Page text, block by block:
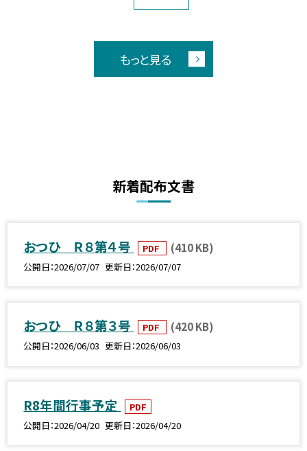
もっと見る
新着配布文書
おつひ Ｒ８第４号 PDF (410 KB)
公開日 2026/07/07 更新日 2026/07/07
おつひ Ｒ８第３号 PDF (420 KB)
公開日 2026/06/03 更新日 2026/06/03
R8年間行事予定
PDF
公開日 2026/04/20 更新日 2026/04/20